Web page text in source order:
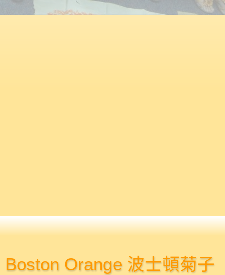
Boston Orange 波士頓菊子